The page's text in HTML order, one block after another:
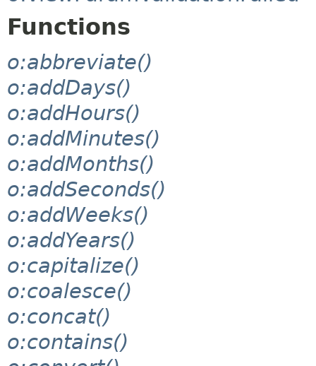
Functions
o:abbreviate()
o:addDays()
o:addHours()
o:addMinutes()
o:addMonths()
o:addSeconds()
o:addWeeks()
o:addYears()
o:capitalize()
o:coalesce()
o:concat()
o:contains()